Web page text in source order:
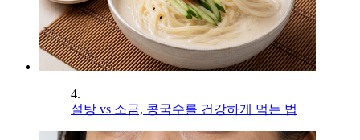
4.
설탕 vs 소금, 콩국수를 건강하게 먹는 법